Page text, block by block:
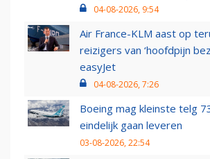
04-08-2026, 9:54
Air France-KLM aast op
reizigers van ‘hoofdpijn
easyJet
04-08-2026, 7:26
Boeing mag kleinste telg
eindelijk gaan leveren
03-08-2026, 22:54